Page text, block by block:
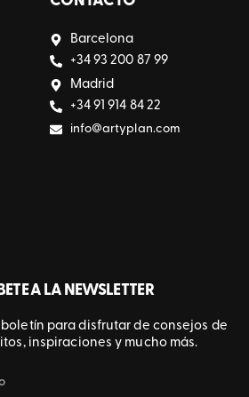
Barcelona
+34 93 200 87 99
Madrid
+34 91 914 84 22
info@artyplan.com
A LA NEWSLETTER
para disfrutar de consejos de
inspiraciones y mucho más.